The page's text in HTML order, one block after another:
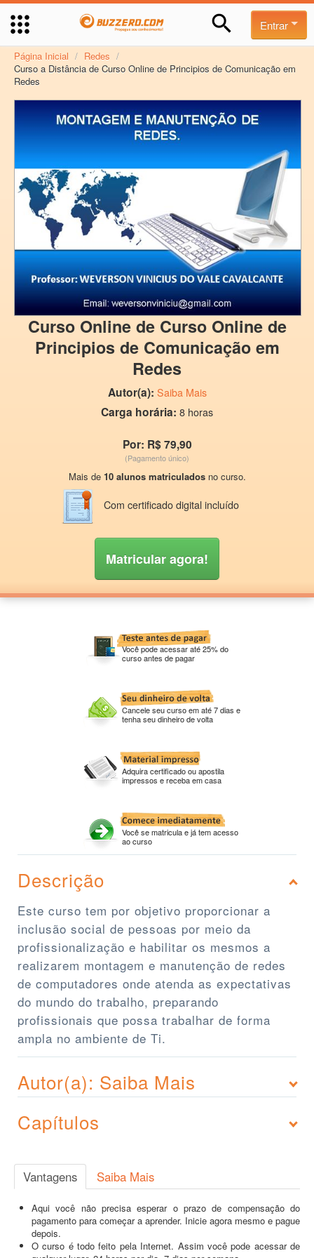
Entrar
Página Inicial / Redes /
Curso a Distância de Curso Online de Principios de Comunicação em
Redes
Curso Online de Curso Online de
Principios de Comunicação em
Redes
Autor(a): Saiba Mais
Carga horária: 8 horas
Por: R$ 79,90
(Pagamento único)
Mais de 10 alunos matriculadosno curso.
Com certificado digital incluído
Matricular agora!
Você pode acessar até 25% do
curso antes de pagar
Cancele seu curso em até 7 dias e
tenha seu dinheiro de volta
Adquira certificado ou apostila
impressos e receba em casa
Você se matricula e já tem acesso
ao curso
Descrição
Este curso tem por objetivo proporcionar a
inclusão social de pessoas por meio da
profissionalização e habilitar os mesmos a
realizarem montagem e manutenção de redes
de computadores onde atenda as expectativas
do mundo do trabalho, preparando
profissionais que possa trabalhar de forma
ampla no ambiente de Ti.
Autor(a): Saiba Mais
Capítulos
Vantagens Saiba Mais
Aqui você não precisa esperar o prazo de compensação do
pagamento para começar a aprender. Inicie agora mesmo e pague
depois.
O curso é todo feito pela Internet. Assim você pode acessar de